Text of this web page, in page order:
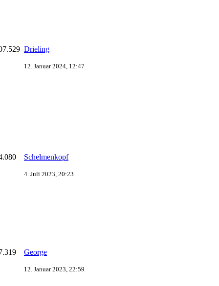
Drieling
12. Januar 2024, 12:47
Schelmenkopf
4. Juli 2023, 20:23
George
12. Januar 2023, 22:59